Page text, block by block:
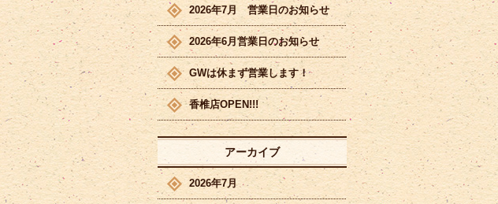
2026年7月 営業日のお知らせ
2026年6月営業日のお知らせ
GWは休まず営業します！
香椎店OPEN!!!
アーカイブ
2026年7月